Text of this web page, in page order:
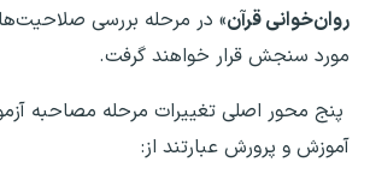
روان‌خوانی قرآن» در مرحله بررسی
مورد سنجش قرار خواهند گرفت.
پنج محور اصلی تغییرات مرحله مصاحبه
آموزش و پرورش عبارتند از: